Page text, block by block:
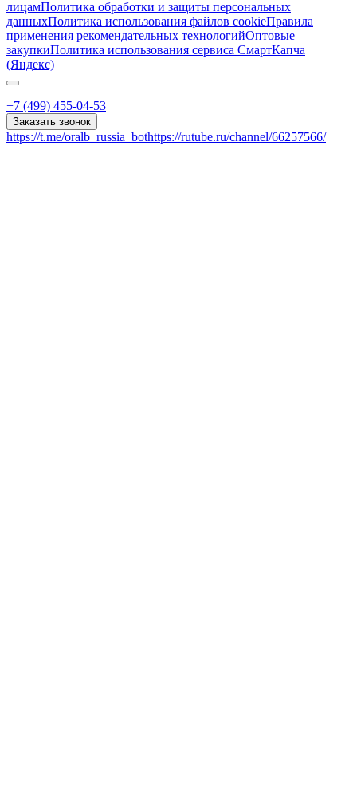
лицамПолитика обработки и защиты персональных
данныхПолитика использования файлов cookieПравила
применения рекомендательных технологийОптовые
закупкиПолитика использования сервиса СмартКапча
(Яндекс)
+7 (499) 455-04-53
Заказать звонок
https://t.me/oralb_russia_bothttps://rutube.ru/channel/66257566/